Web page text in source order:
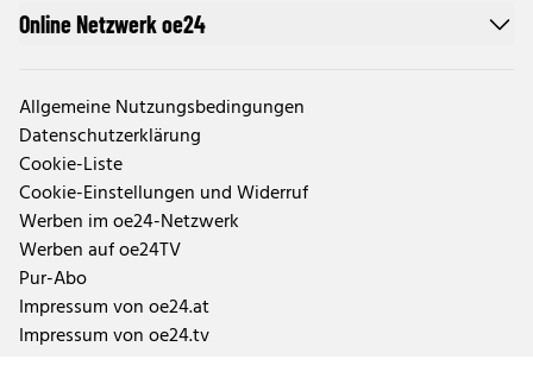
Online Netzwerk oe24
Allgemeine Nutzungsbedingungen
Datenschutzerklärung
Cookie-Liste
Cookie-Einstellungen und Widerruf
Werben im oe24-Netzwerk
Werben auf oe24TV
Pur-Abo
Impressum von oe24.at
Impressum von oe24.tv